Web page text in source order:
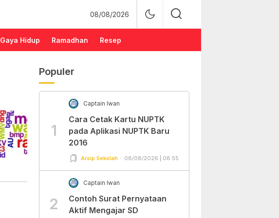
08/08/2026
Gaya Hidup Ramadhan Resep
Populer
1
Captain Iwan
Cara Cetak Kartu NUPTK
pada Aplikasi NUPTK Baru
2016
Arsip Sekolah 08/08/2026 | 08:55
2
Captain Iwan
Contoh Surat Pernyataan
Aktif Mengajar SD